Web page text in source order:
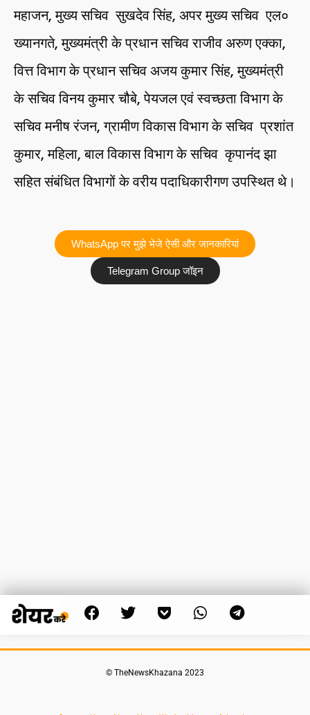
महाजन, मुख्य सचिव सुखदेव सिंह, अपर मुख्य सचिव एल०
ख्यानगते, मुख्यमंत्री के प्रधान सचिव राजीव अरुण एक्का,
वित्त विभाग के प्रधान सचिव अजय कुमार सिंह, मुख्यमंत्री
के सचिव विनय कुमार चौबे, पेयजल एवं स्वच्छता विभाग के
सचिव मनीष रंजन, ग्रामीण विकास विभाग के सचिव प्रशांत
कुमार, महिला, बाल विकास विभाग के सचिव कृपानंद झा
सहित संबंधित विभागों के वरीय पदाधिकारीगण उपस्थित थे।
WhatsApp पर मुझे भेजे ऐसी और जानकारियां
Telegram Group जॉइन
© TheNewsKhazana 2023